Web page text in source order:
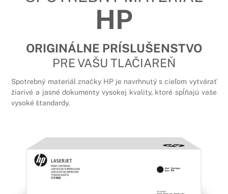
HP
ORIGINÁLNE PRÍSLUŠENSTVO
PRE VAŠU TLAČIAREŇ
Spotrebný materiál značky HP je navrhnutý s cieľom vytvárať
žiarivé a jasné dokumenty vysokej kvality, ktoré spĺňajú vaše
vysoké štandardy.